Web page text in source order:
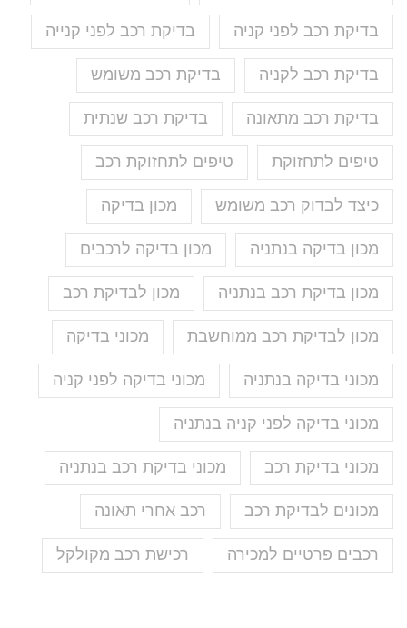
בדיקת רכב לפני קניה בדיקת רכב לפני קנייה
בדיקת רכב לקניה בדיקת רכב משומש
בדיקת רכב מתאונה בדיקת רכב שנתית
טיפים לתחזוקת טיפים לתחזוקת רכב
כיצד לבדוק רכב משומש מכון בדיקה
מכון בדיקה בנתניה מכון בדיקה לרכבים
מכון בדיקת רכב בנתניה מכון לבדיקת רכב
מכון לבדיקת רכב ממוחשבת מכוני בדיקה
מכוני בדיקה בנתניה מכוני בדיקה לפני קניה
מכוני בדיקה לפני קניה בנתניה
מכוני בדיקת רכב מכוני בדיקת רכב בנתניה
מכונים לבדיקת רכב רכב אחרי תאונה
רכבים פרטיים למכירה רכישת רכב מקולקל